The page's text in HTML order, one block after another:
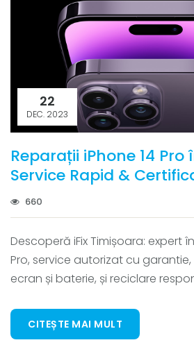
22
DEC. 2023
Reparații iPhone 14
Service Rapid &
660
Descoperă iFix Timișoara: expert
Pro, service autorizat cu
ecran și baterie, și reciclare
CITEȘTE MAI MULT